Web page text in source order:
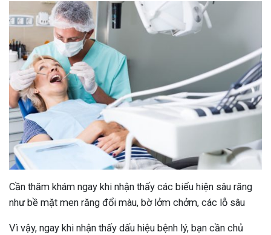
Cần thăm khám ngay khi nhận thấy các biểu hiện sâu răng
như bề mặt men răng đổi màu, bờ lởm chởm, các lỗ sâu
Vì vậy, ngay khi nhận thấy dấu hiệu bệnh lý, bạn cần chủ